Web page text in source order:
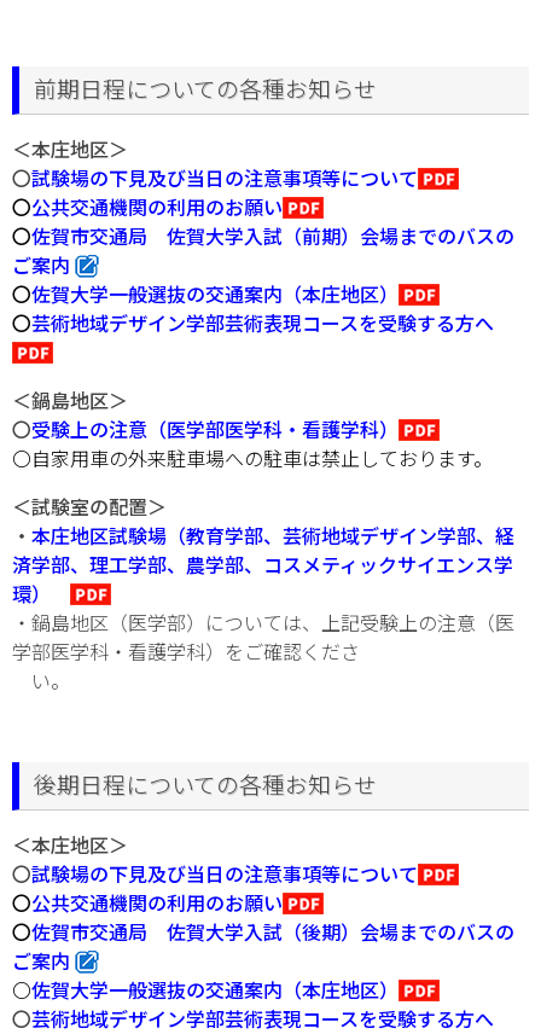
前期日程についての各種お知らせ
＜本庄地区＞
〇試験場の下見及び当日の注意事項等について
〇公共交通機関の利用のお願い
〇佐賀市交通局 佐賀大学入試（前期）会場までのバスの
ご案内
〇佐賀大学一般選抜の交通案内（本庄地区）
〇芸術地域デザイン学部芸術表現コースを受験する方へ
＜鍋島地区＞
〇受験上の注意（医学部医学科・看護学科）
〇自家用車の外来駐車場への駐車は禁止しております。
＜試験室の配置＞
・ 本庄地区試験場（教育学部、芸術地域デザイン学部、経
済学部、理工学部、農学部、コスメティックサイエンス学
環）
・鍋島地区（医学部）については、上記受験上の注意（医
学部医学科・看護学科）をご確認くださ
い。
後期日程についての各種お知らせ
＜本庄地区＞
〇試験場の下見及び当日の注意事項等について
〇公共交通機関の利用のお願い
〇佐賀市交通局 佐賀大学入試（後期）会場までのバスの
ご案内
〇佐賀大学一般選抜の交通案内（本庄地区）
〇芸術地域デザイン学部芸術表現コースを受験する方へ